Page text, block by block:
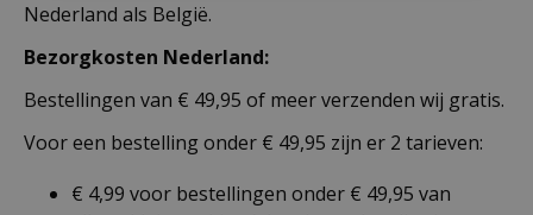
Nederland als België.
Bezorgkosten Nederland:
Bestellingen van € 49,95 of meer verzenden wij gratis.
Voor een bestelling onder € 49,95 zijn er 2 tarieven:
€ 4,99 voor bestellingen onder € 49,95 van